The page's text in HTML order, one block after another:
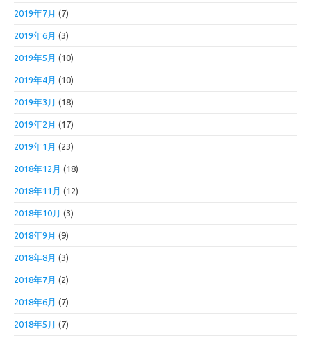
2019年7月 (7)
2019年6月 (3)
2019年5月 (10)
2019年4月 (10)
2019年3月 (18)
2019年2月 (17)
2019年1月 (23)
2018年12月 (18)
2018年11月 (12)
2018年10月 (3)
2018年9月 (9)
2018年8月 (3)
2018年7月 (2)
2018年6月 (7)
2018年5月 (7)